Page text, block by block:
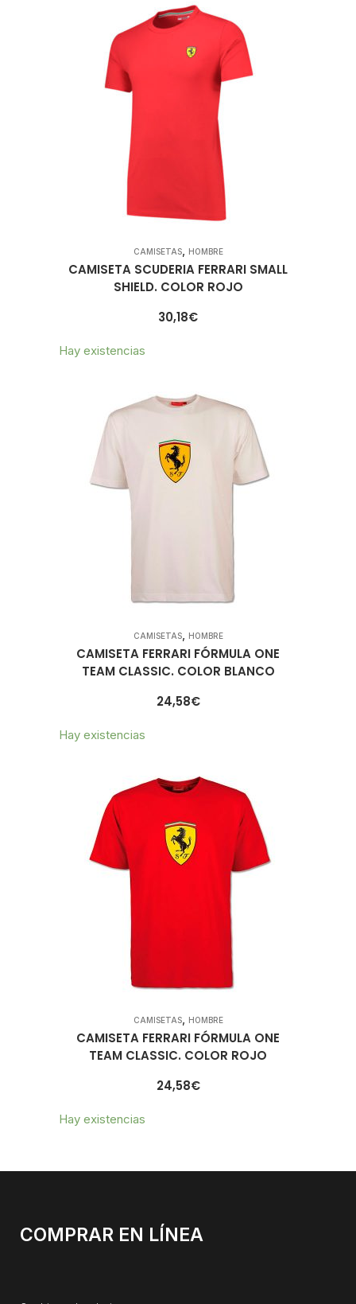
CAMISETAS, HOMBRE
CAMISETA SCUDERIA FERRARI SMALL
SHIELD. COLOR ROJO
30,18€
Hay existencias
CAMISETAS, HOMBRE
CAMISETA FERRARI FÓRMULA ONE
TEAM CLASSIC. COLOR BLANCO
24,58€
Hay existencias
CAMISETAS, HOMBRE
CAMISETA FERRARI FÓRMULA ONE
TEAM CLASSIC. COLOR ROJO
24,58€
Hay existencias
COMPRAR EN LÍNEA